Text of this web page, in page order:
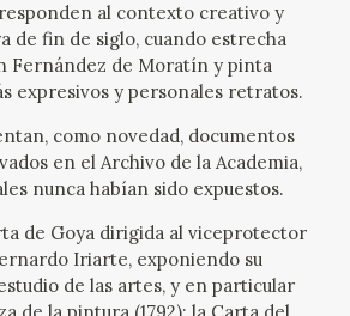
al contexto creativo y
de fin de siglo, cuando estrecha
Fernández de Moratín y pinta
expresivos y personales retratos.
como novedad, documentos
en el Archivo de la Academia,
nunca habían sido expuestos.
de Goya dirigida al viceprotector
Iriarte, exponiendo su
de las artes, y en particular